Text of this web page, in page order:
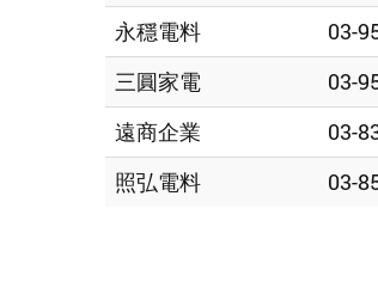
永穩電料
03-
三圓家電
03-
遠商企業
03-
照弘電料
03-